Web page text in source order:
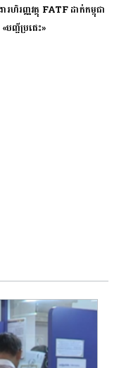
រហិរញ្ញវត្ថុ FATF ដាក់កម្ពុជា
ញ្ជីប្រផេះ»